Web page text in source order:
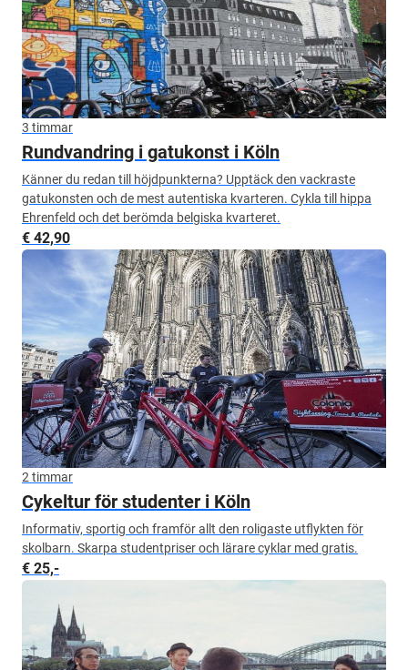
3 timmar
Rundvandring i gatukonst i Köln
Känner du redan till höjdpunkterna? Upptäck den vackraste
gatukonsten och de mest autentiska kvarteren. Cykla till hippa
Ehrenfeld och det berömda belgiska kvarteret.
€ 42,90
2 timmar
Cykeltur för studenter i Köln
Informativ, sportig och framför allt den roligaste utflykten för
skolbarn. Skarpa studentpriser och lärare cyklar med gratis.
€ 25,-